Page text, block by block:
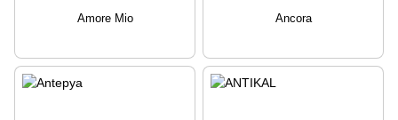
Amore Mio Ancora